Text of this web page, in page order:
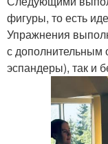
фигуры, то есть
Упражнения
с дополнительным
эспандеры), так и